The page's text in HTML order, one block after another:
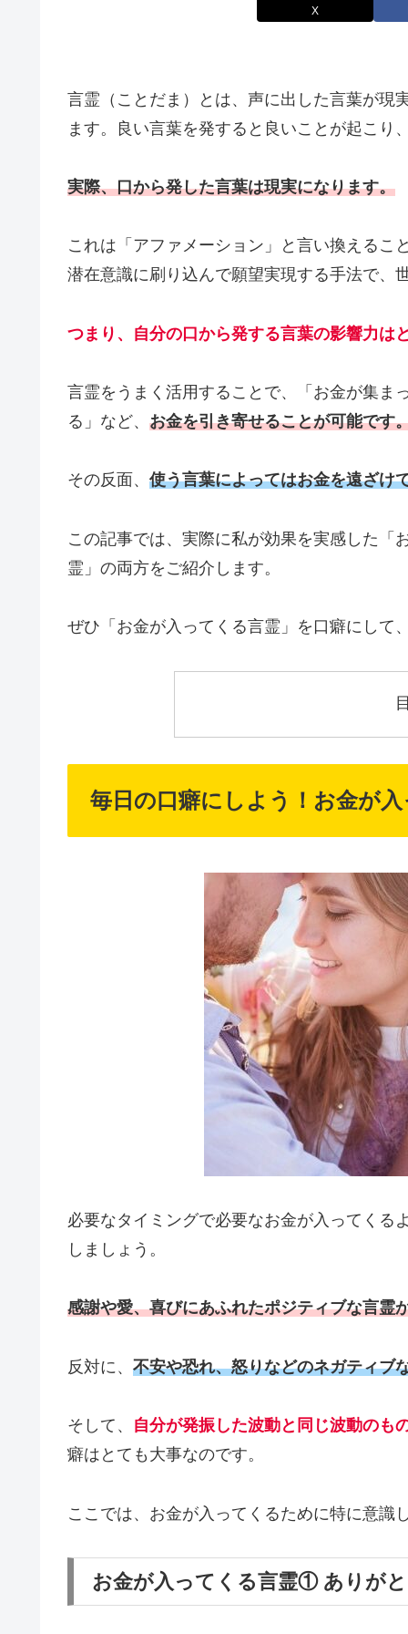
X
言霊（ことだま）とは、声に出した言葉が現
ます。良い言葉を発すると良いことが起こ
実際、口から発した言葉は現実になります。
これは「アファメーション」と言い換えるこ
潜在意識に刷り込んで願望実現する手法で、
つまり、自分の口から発する言葉の影響力は
言霊をうまく活用することで、「お金が集ま
る」など、 お金を引き寄せることが可能です
その反面、 使う言葉によってはお金を遠ざけ
この記事では、実際に私が効果を実感した「
霊」の両方をご紹介します。
ぜひ「お金が入ってくる言霊」を口癖にして
毎日の口癖にしよう！お金が
必要なタイミングで必要なお金が入ってくる
しましょう。
感謝や愛、喜びにあふれたポジティブな言霊
反対に、 不安や恐れ、怒りなどのネガティブ
そして、 自分が発振した波動と同じ波動のも
癖はとても大事なのです。
ここでは、お金が入ってくるために特に意識
お金が入ってくる言霊① ありが